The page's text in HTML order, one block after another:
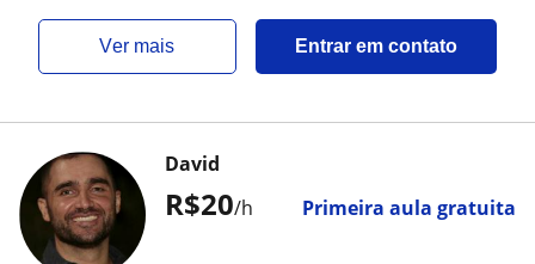
ver mais Entrar em contato
R$20/h Primeira aula gratuita
David